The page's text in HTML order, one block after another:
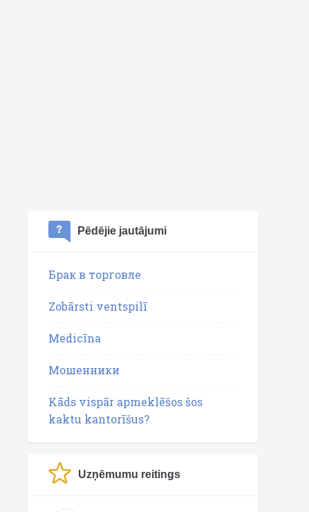
Pēdējie jautājumi
Брак в торговле
Zobārsti ventspilī
Medicīna
Мошенники
Kāds vispār apmeklēšos šos
kaktu kantorīšus?
Uzņēmumu reitings